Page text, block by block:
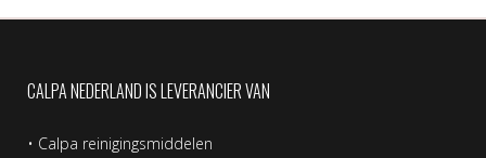
CALPA NEDERLAND IS LEVERANCIER VAN
• Calpa reinigingsmiddelen